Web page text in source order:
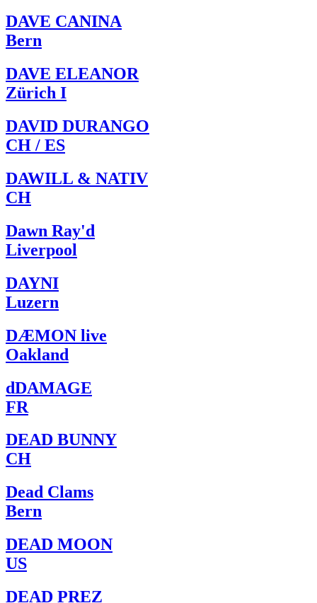
DAVE CANINA
Bern
DAVE ELEANOR
Zürich I
DAVID DURANGO
CH / ES
DAWILL & NATIV
CH
Dawn Ray'd
Liverpool
DAYNI
Luzern
DÆMON live
Oakland
dDAMAGE
FR
DEAD BUNNY
CH
Dead Clams
Bern
DEAD MOON
US
DEAD PREZ